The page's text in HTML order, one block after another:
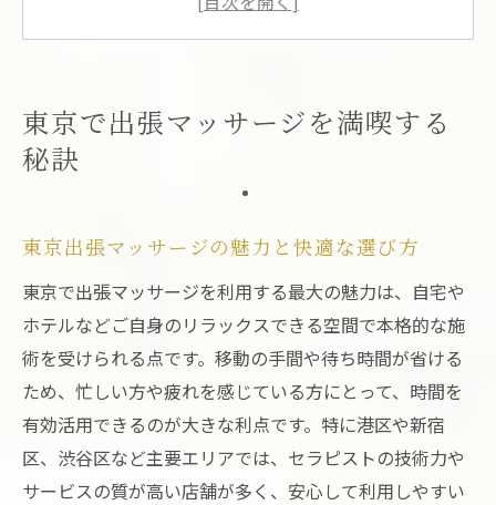
忙しい男性に最適な東京出張マッサージ活
東京出張マッサージが実現する自宅リラッ
クス術
ホテルで感じる上質な東京出張マッサージ
の魅力
オーガニックタオルの触感で癒やし効果を
最大化
東京出張マッサージでくつろぎ空間を演出
する方法
東京で出張マッサージを満喫する
秘訣
東京出張マッサージの魅力と快適な選び方
東京で出張マッサージを利用する最大の魅力は、自宅や
ホテルなどご自身のリラックスできる空間で本格的な施
術を受けられる点です。移動の手間や待ち時間が省ける
ため、忙しい方や疲れを感じている方にとって、時間を
有効活用できるのが大きな利点です。特に港区や新宿
区、渋谷区など主要エリアでは、セラピストの技術力や
サービスの質が高い店舗が多く、安心して利用しやすい